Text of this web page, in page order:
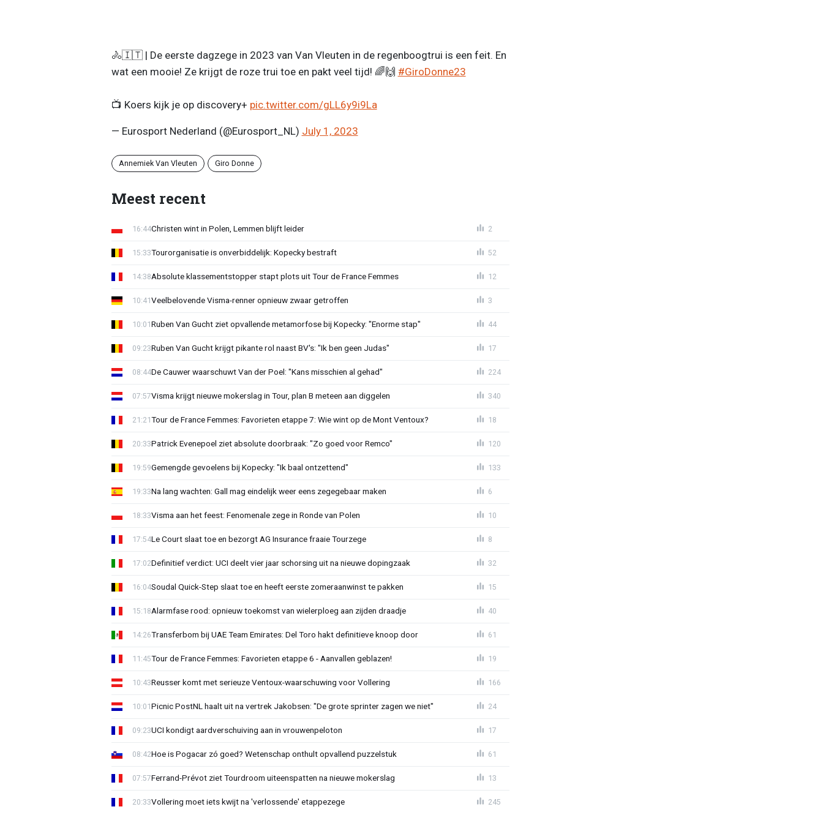
🚴🇮🇹 | De eerste dagzege in 2023 van Van Vleuten in de regenboogtrui is een feit. En
wat een mooie! Ze krijgt de roze trui toe en pakt veel tijd! 🌈🙌 #GiroDonne23
📺 Koers kijk je op discovery+ pic.twitter.com/gLL6y9i9La
— Eurosport Nederland (@Eurosport_NL) July 1, 2023
Annemiek Van Vleuten Giro Donne
Meest recent
Christen wint in Polen, Lemmen blijft leider
16:44 2
Tourorganisatie is onverbiddelijk: Kopecky bestraft
15:33 52
Absolute klassementstopper stapt plots uit Tour de France Femmes
14:38 12
Veelbelovende Visma-renner opnieuw zwaar getroffen
10:41 3
Ruben Van Gucht ziet opvallende metamorfose bij Kopecky: "Enorme stap"
10:01 44
Ruben Van Gucht krijgt pikante rol naast BV's: "Ik ben geen Judas"
09:23 17
De Cauwer waarschuwt Van der Poel: "Kans misschien al gehad"
08:44 224
Visma krijgt nieuwe mokerslag in Tour, plan B meteen aan diggelen
07:57 340
Tour de France Femmes: Favorieten etappe 7: Wie wint op de Mont Ventoux?
21:21 18
Patrick Evenepoel ziet absolute doorbraak: "Zo goed voor Remco"
20:33 120
Gemengde gevoelens bij Kopecky: "Ik baal ontzettend"
19:59 133
Na lang wachten: Gall mag eindelijk weer eens zegegebaar maken
19:33 6
Visma aan het feest: Fenomenale zege in Ronde van Polen
18:33 10
Le Court slaat toe en bezorgt AG Insurance fraaie Tourzege
17:54 8
Definitief verdict: UCI deelt vier jaar schorsing uit na nieuwe dopingzaak
17:02 32
Soudal Quick-Step slaat toe en heeft eerste zomeraanwinst te pakken
16:04 15
Alarmfase rood: opnieuw toekomst van wielerploeg aan zijden draadje
15:18 40
Transferbom bij UAE Team Emirates: Del Toro hakt definitieve knoop door
14:26 61
Tour de France Femmes: Favorieten etappe 6 - Aanvallen geblazen!
11:45 19
Reusser komt met serieuze Ventoux-waarschuwing voor Vollering
10:43 166
Picnic PostNL haalt uit na vertrek Jakobsen: "De grote sprinter zagen we niet"
10:01 24
UCI kondigt aardverschuiving aan in vrouwenpeloton
09:23 17
Hoe is Pogacar zó goed? Wetenschap onthult opvallend puzzelstuk
08:42 61
Ferrand-Prévot ziet Tourdroom uiteenspatten na nieuwe mokerslag
07:57 13
Vollering moet iets kwijt na 'verlossende' etappezege
20:33 245